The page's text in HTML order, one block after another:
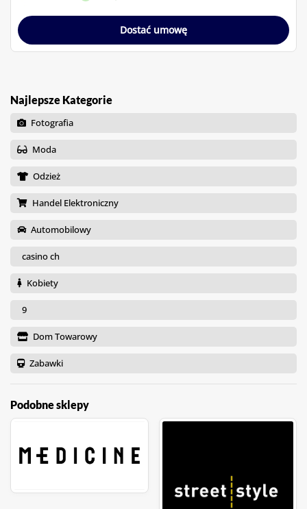
Dostać umowę
Najlepsze Kategorie
Fotografia
Moda
Odzież
Handel Elektroniczny
Automobilowy
casino ch
Kobiety
9
Dom Towarowy
Zabawki
Podobne sklepy